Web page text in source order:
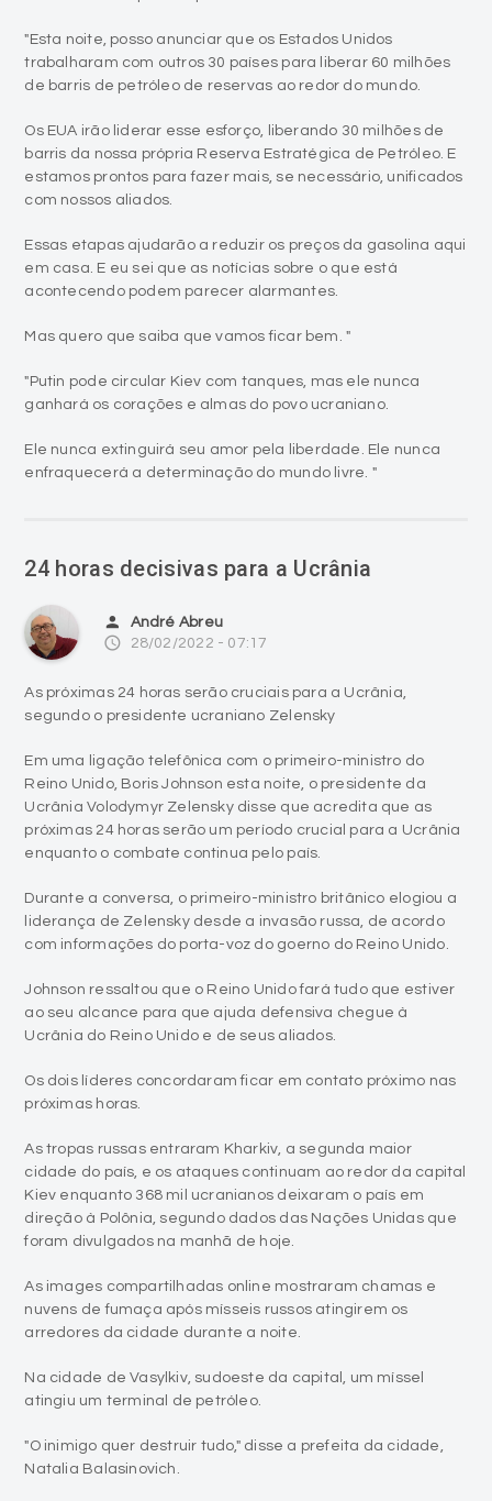
"Esta noite, posso anunciar que os Estados Unidos
trabalharam com outros 30 países para liberar 60 milhões
de barris de petróleo de reservas ao redor do mundo.
Os EUA irão liderar esse esforço, liberando 30 milhões de
barris da nossa própria Reserva Estratégica de Petróleo. E
estamos prontos para fazer mais, se necessário, unificados
com nossos aliados.
Essas etapas ajudarão a reduzir os preços da gasolina aqui
em casa. E eu sei que as notícias sobre o que está
acontecendo podem parecer alarmantes.
Mas quero que saiba que vamos ficar bem. "
"Putin pode circular Kiev com tanques, mas ele nunca
ganhará os corações e almas do povo ucraniano.
Ele nunca extinguirá seu amor pela liberdade. Ele nunca
enfraquecerá a determinação do mundo livre. "
24 horas decisivas para a Ucrânia
person André Abreu
access_time 28/02/2022 - 07:17
As próximas 24 horas serão cruciais para a Ucrânia,
segundo o presidente ucraniano Zelensky
Em uma ligação telefônica com o primeiro-ministro do
Reino Unido, Boris Johnson esta noite, o presidente da
Ucrânia Volodymyr Zelensky disse que acredita que as
próximas 24 horas serão um período crucial para a Ucrânia
enquanto o combate continua pelo país.
Durante a conversa, o primeiro-ministro britânico elogiou a
liderança de Zelensky desde a invasão russa, de acordo
com informações do porta-voz do goerno do Reino Unido.
Johnson ressaltou que o Reino Unido fará tudo que estiver
ao seu alcance para que ajuda defensiva chegue à
Ucrânia do Reino Unido e de seus aliados.
Os dois líderes concordaram ficar em contato próximo nas
próximas horas.
As tropas russas entraram Kharkiv, a segunda maior
cidade do país, e os ataques continuam ao redor da capital
Kiev enquanto 368 mil ucranianos deixaram o país em
direção à Polônia, segundo dados das Nações Unidas que
foram divulgados na manhã de hoje.
As images compartilhadas online mostraram chamas e
nuvens de fumaça após mísseis russos atingirem os
arredores da cidade durante a noite.
Na cidade de Vasylkiv, sudoeste da capital, um míssel
atingiu um terminal de petróleo.
"O inimigo quer destruir tudo," disse a prefeita da cidade,
Natalia Balasinovich.